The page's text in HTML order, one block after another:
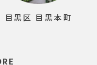
目黒区 目黒本町